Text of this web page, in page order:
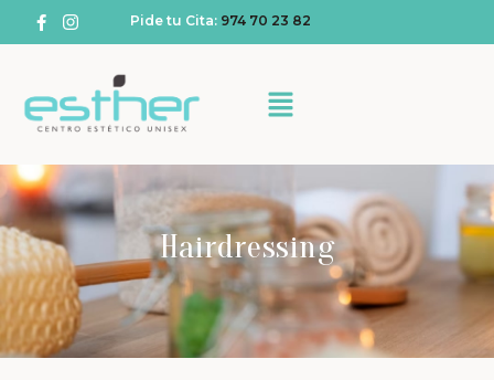
Pide tu Cita: 974 70 23 82
Hairdressing